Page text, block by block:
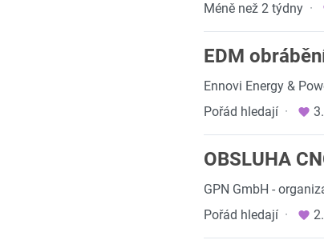
Méně než 2 týdny ·
EDM
Ennovi Energy &
Pořád hledají ·
OBSLUHA
GPN GmbH -
Pořád hledají ·